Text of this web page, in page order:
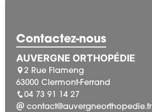
Contactez-nous
AUVERGNE ORTHOPÉDIE
2 Rue Flameng
63000 Clermont-Ferrand
04 73 91 14 27
contact@auvergneorthopedie.fr